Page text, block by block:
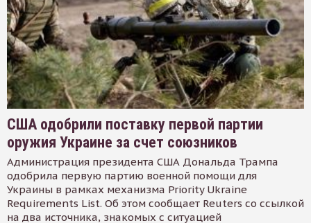
США одобрили поставку первой партии
оружия Украине за счет союзников
Администрация президента США Дональда Трампа
одобрила первую партию военной помощи для
Украины в рамках механизма Priority Ukraine
Requirements List. Об этом сообщает Reuters со ссылкой
на два источника, знакомых с ситуацией